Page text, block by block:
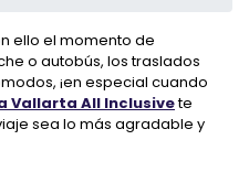
ello el momento de
o autobús, los traslados
¡en especial cuando
Vallarta All Inclusivete
sea lo más agradable y